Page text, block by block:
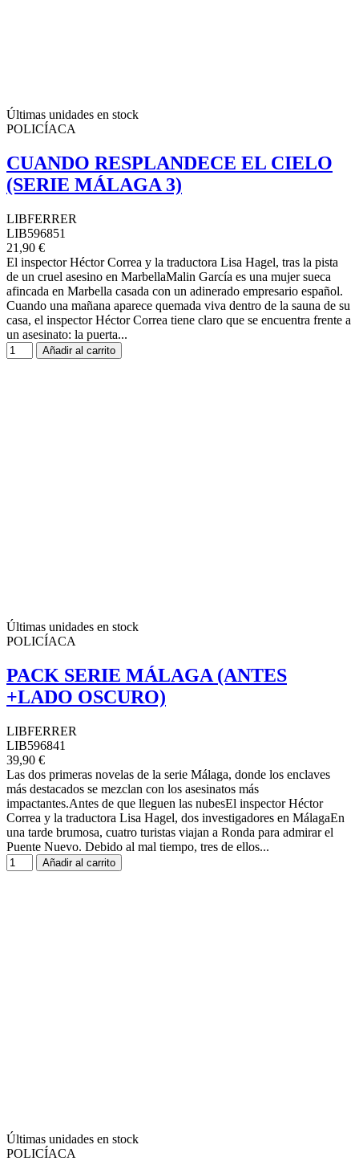
Últimas unidades en stock
POLICÍACA
CUANDO RESPLANDECE EL CIELO
(SERIE MÁLAGA 3)
LIBFERRER
LIB596851
21,90 €
El inspector Héctor Correa y la traductora Lisa Hagel, tras la pista
de un cruel asesino en MarbellaMalin García es una mujer sueca
afincada en Marbella casada con un adinerado empresario español.
Cuando una mañana aparece quemada viva dentro de la sauna de su
casa, el inspector Héctor Correa tiene claro que se encuentra frente a
un asesinato: la puerta...
Añadir al carrito
Últimas unidades en stock
POLICÍACA
PACK SERIE MÁLAGA (ANTES
+LADO OSCURO)
LIBFERRER
LIB596841
39,90 €
Las dos primeras novelas de la serie Málaga, donde los enclaves
más destacados se mezclan con los asesinatos más
impactantes.Antes de que lleguen las nubesEl inspector Héctor
Correa y la traductora Lisa Hagel, dos investigadores en MálagaEn
una tarde brumosa, cuatro turistas viajan a Ronda para admirar el
Puente Nuevo. Debido al mal tiempo, tres de ellos...
Añadir al carrito
Últimas unidades en stock
POLICÍACA